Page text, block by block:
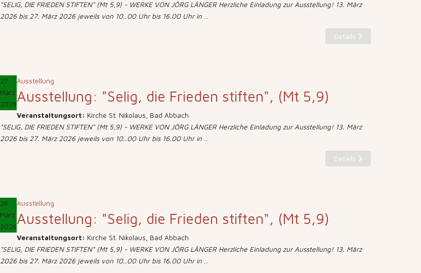
"SELIG, DIE FRIEDEN STIFTEN" (Mt 5,9) - WERKE VON JÖRG LÄNGER Herzliche Einladung zur Ausstellung! 13. März
2026 bis 27. März 2026 jeweils von 10..00 Uhr bis 16.00 Uhr in ...
Details
27
März
2026
Ausstellung
Ausstellung: "Selig, die Frieden stiften", (Mt 5,9)
Veranstaltungsort: Kirche St. Nikolaus, Bad Abbach
"SELIG, DIE FRIEDEN STIFTEN" (Mt 5,9) - WERKE VON JÖRG LÄNGER Herzliche Einladung zur Ausstellung! 13. März
2026 bis 27. März 2026 jeweils von 10..00 Uhr bis 16.00 Uhr in ...
Details
26
März
2026
Ausstellung
Ausstellung: "Selig, die Frieden stiften", (Mt 5,9)
Veranstaltungsort: Kirche St. Nikolaus, Bad Abbach
"SELIG, DIE FRIEDEN STIFTEN" (Mt 5,9) - WERKE VON JÖRG LÄNGER Herzliche Einladung zur Ausstellung! 13. März
2026 bis 27. März 2026 jeweils von 10..00 Uhr bis 16.00 Uhr in ...